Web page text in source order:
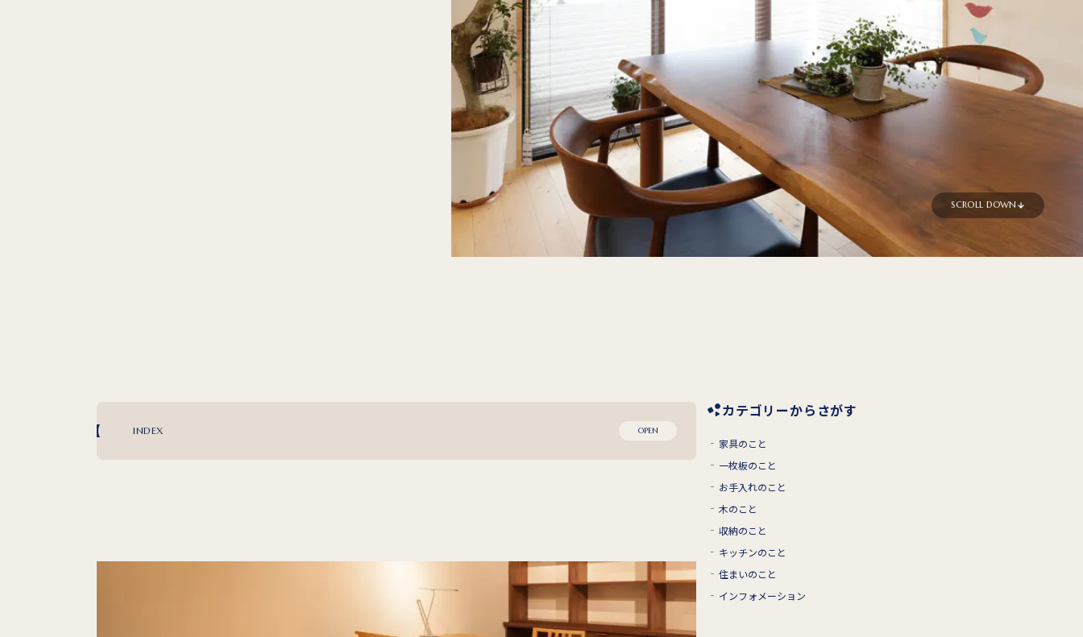
SCROLL DOWN
INDEX OPEN
カテゴリーからさがす
家具のこと
一枚板のこと
お手入れのこと
木のこと
収納のこと
キッチンのこと
住まいのこと
インフォメーション